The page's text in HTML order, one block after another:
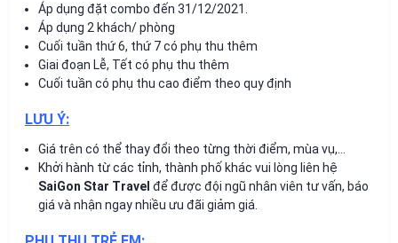
Áp dụng đặt combo đến 31/12/2021.
Áp dụng 2 khách/ phòng
Cuối tuần thứ 6, thứ 7 có phụ thu thêm
Giai đoạn Lễ, Tết có phụ thu thêm
Cuối tuần có phụ thu cao điểm theo quy định
LƯU Ý:
Giá trên có thể thay đổi theo từng thời điểm, mùa vụ,…
Khởi hành từ các tỉnh, thành phố khác vui lòng liên hệ
SaiGon Star Travel để được đội ngũ nhân viên tư vấn, báo
giá và nhận ngay nhiều ưu đãi giảm giá.